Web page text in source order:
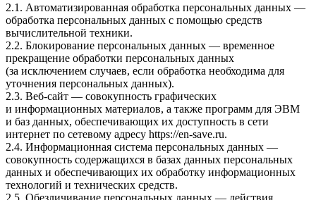
2.1. Автоматизированная обработка персональных данных —
обработка персональных данных с помощью средств
вычислительной техники.
2.2. Блокирование персональных данных — временное
прекращение обработки персональных данных
(за исключением случаев, если обработка необходима для
уточнения персональных данных).
2.3. Веб-сайт — совокупность графических
и информационных материалов, а также программ для ЭВМ
и баз данных, обеспечивающих их доступность в сети
интернет по сетевому адресу https://en-save.ru.
2.4. Информационная система персональных данных —
совокупность содержащихся в базах данных персональных
данных и обеспечивающих их обработку информационных
технологий и технических средств.
2.5. Обезличивание персональных данных — действия,